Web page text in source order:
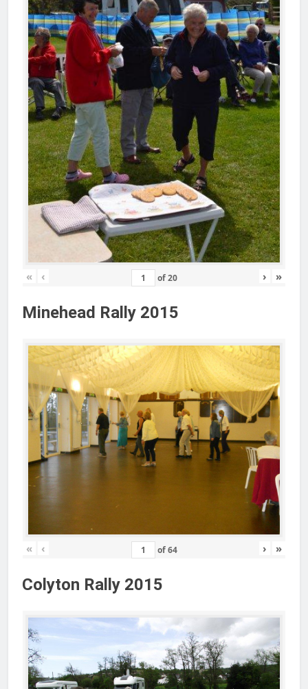
« ‹ of20 › »
Minehead Rally 2015
« ‹ of64 › »
Colyton Rally 2015